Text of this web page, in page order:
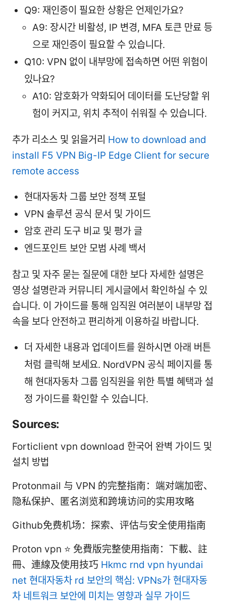
Q9: 재인증이 필요한 상황은 언제인가요?
A9: 장시간 비활성, IP 변경, MFA 토큰 만료 등
으로 재인증이 필요할 수 있습니다.
Q10: VPN 없이 내부망에 접속하면 어떤 위험이
있나요?
A10: 암호화가 약화되어 데이터를 도난당할 위
험이 커지고, 위치 추적이 쉬워질 수 있습니다.
추가 리소스 및 읽을거리 How to download and
install F5 VPN Big-IP Edge Client for secure
remote access
현대자동차 그룹 보안 정책 포털
VPN 솔루션 공식 문서 및 가이드
암호 관리 도구 비교 및 평가 글
엔드포인트 보안 모범 사례 백서
참고 및 자주 묻는 질문에 대한 보다 자세한 설명은
영상 설명란과 커뮤니티 게시글에서 확인하실 수 있
습니다. 이 가이드를 통해 임직원 여러분이 내부망 접
속을 보다 안전하고 편리하게 이용하길 바랍니다.
더 자세한 내용과 업데이트를 원하시면 아래 버튼
처럼 클릭해 보세요. NordVPN 공식 페이지를 통
해 현대자동차 그룹 임직원을 위한 특별 혜택과 설
정 가이드를 확인할 수 있습니다.
Sources:
Forticlient vpn download 한국어 완벽 가이드 및
설치 방법
Protonmail 与 VPN 的完整指南：端对端加密、
隐私保护、匿名浏览和跨境访问的实用攻略
Github免费机场：探索、评估与安全使用指南
Proton vpn ⭐ 免費版完整使用指南：下載、註
冊、連線及使用技巧 Hkmc rnd vpn hyundai
net 현대자동차 rd 보안의 핵심: VPNs가 현대자동
차 네트워크 보안에 미치는 영향과 실무 가이드